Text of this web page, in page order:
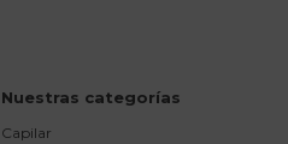
Nuestras categorías
Capilar